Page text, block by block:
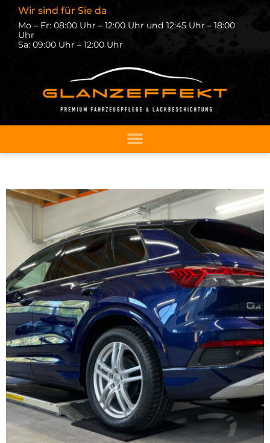
Wir sind für Sie da
Mo – Fr: 08:00 Uhr – 12:00 Uhr und 12:45 Uhr – 18:00
Uhr
Sa: 09:00 Uhr – 12:00 Uhr